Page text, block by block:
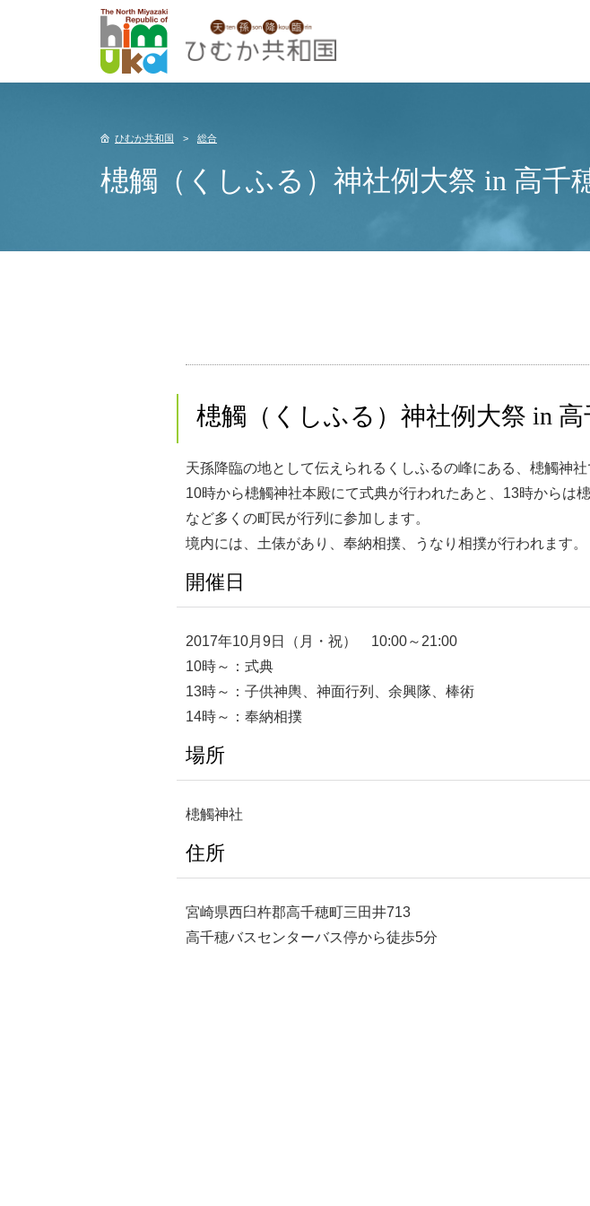
ひむか共和国 総合
槵觸（くしふる）神社例大祭 in 高千
槵觸（くしふる）神社例大祭 in 高
天孫降臨の地として伝えられるくしふるの峰にある、槵觸神
10時から槵觸神社本殿にて式典が行われたあと、13時からは
など多くの町民が行列に参加します。
境内には、土俵があり、奉納相撲、うなり相撲が行われます。
開催日
2017年10月9日（月・祝） 10:00～21:00
10時～：式典
13時～：子供神輿、神面行列、余興隊、棒術
14時～：奉納相撲
場所
槵觸神社
住所
宮崎県西臼杵郡高千穂町三田井713
高千穂バスセンターバス停から徒歩5分